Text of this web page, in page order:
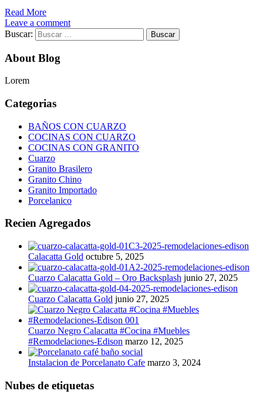
Read More
Leave a comment
Buscar:
About Blog
Lorem
Categorias
BAÑOS CON CUARZO
COCINAS CON CUARZO
COCINAS CON GRANITO
Cuarzo
Granito Brasilero
Granito Chino
Granito Importado
Porcelanico
Recien Agregados
Calacatta Gold octubre 5, 2025
Cuarzo Calacatta Gold – Oro Backsplash junio 27, 2025
Cuarzo Calacatta Gold junio 27, 2025
Cuarzo Negro Calacatta #Cocina #Muebles
#Remodelaciones-Edison marzo 12, 2025
Instalacion de Porcelanato Cafe marzo 3, 2024
Nubes de etiquetas